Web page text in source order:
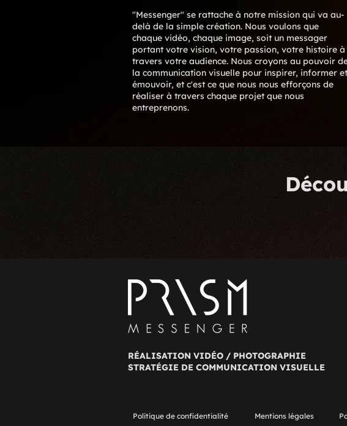
"Messenger" se rattache à notre mission qui va au-
delà de la simple création. Nous voulons que
chaque vidéo, chaque image, soit un messager
portant votre vision, votre passion, votre histoire à
travers votre audience. Nous croyons au pouvoir
la communication visuelle pour inspirer, informer et
émouvoir, et c'est ce que nous nous efforçons de
réaliser à travers chaque projet que nous
entreprenons.
Politique de confidentialité Mentions légales
RÉALISATION VIDÉO / PHOTOGRAPHIE
STRATÉGIE DE COMMUNICATION VISUELLE